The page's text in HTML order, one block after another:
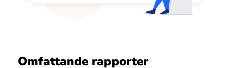
Omfattande rapporter